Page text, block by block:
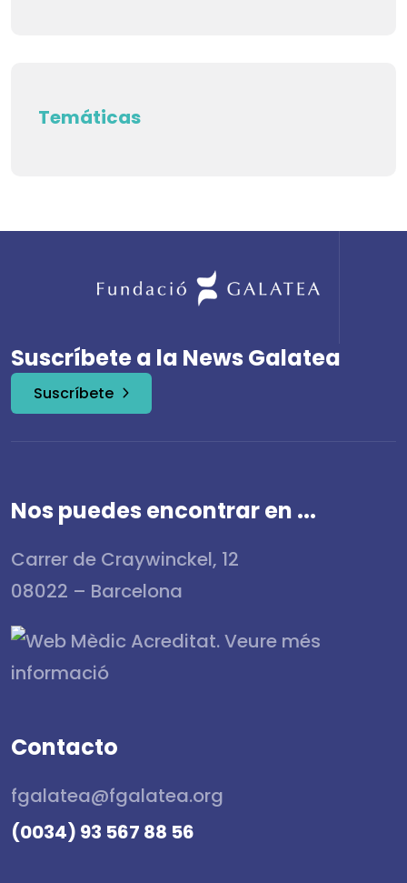
Temáticas
Suscríbete a la News Galatea
Suscríbete
Nos puedes encontrar en ...
Carrer de Craywinckel, 12
08022 – Barcelona
Contacto
fgalatea@fgalatea.org
(0034) 93 567 88 56